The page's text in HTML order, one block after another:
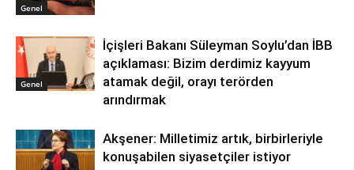
Genel
Genel
İçişleri Bakanı Süleyman Soylu’dan İBB
açıklaması: Bizim derdimiz kayyum
atamak değil, orayı terörden
arındırmak
Akşener: Milletimiz artık, birbirleriyle
konuşabilen siyasetçiler istiyor